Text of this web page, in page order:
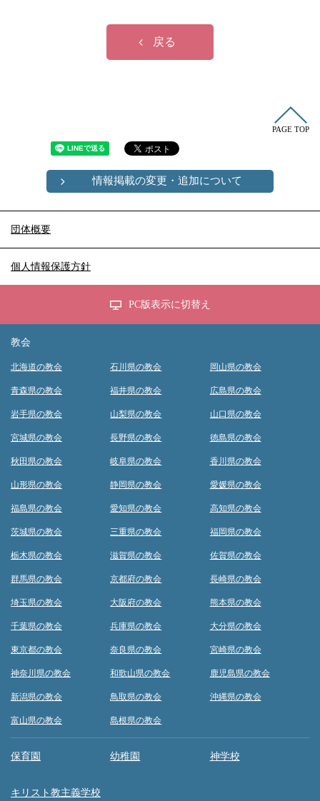
戻る
PAGE TOP
情報掲載の変更・追加について
団体概要
個人情報保護方針
PC版表示に切替え
教会
北海道の教会
青森県の教会
岩手県の教会
宮城県の教会
秋田県の教会
山形県の教会
福島県の教会
茨城県の教会
栃木県の教会
群馬県の教会
埼玉県の教会
千葉県の教会
東京都の教会
神奈川県の教会
新潟県の教会
富山県の教会
石川県の教会
福井県の教会
山梨県の教会
長野県の教会
岐阜県の教会
静岡県の教会
愛知県の教会
三重県の教会
滋賀県の教会
京都府の教会
大阪府の教会
兵庫県の教会
奈良県の教会
和歌山県の教会
鳥取県の教会
島根県の教会
岡山県の教会
広島県の教会
山口県の教会
徳島県の教会
香川県の教会
愛媛県の教会
高知県の教会
福岡県の教会
佐賀県の教会
長崎県の教会
熊本県の教会
大分県の教会
宮崎県の教会
鹿児島県の教会
沖縄県の教会
保育園 幼稚園 神学校
キリスト教主義学校